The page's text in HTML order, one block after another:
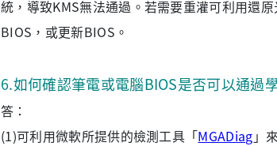
統，導致KMS無法通過。若需要重灌可利用還
BIOS，或更新BIOS。
6.如何確認筆電或電腦BIOS是否可以通過
答：
(1)可利用微軟所提供的檢測工具「MGADiag 」